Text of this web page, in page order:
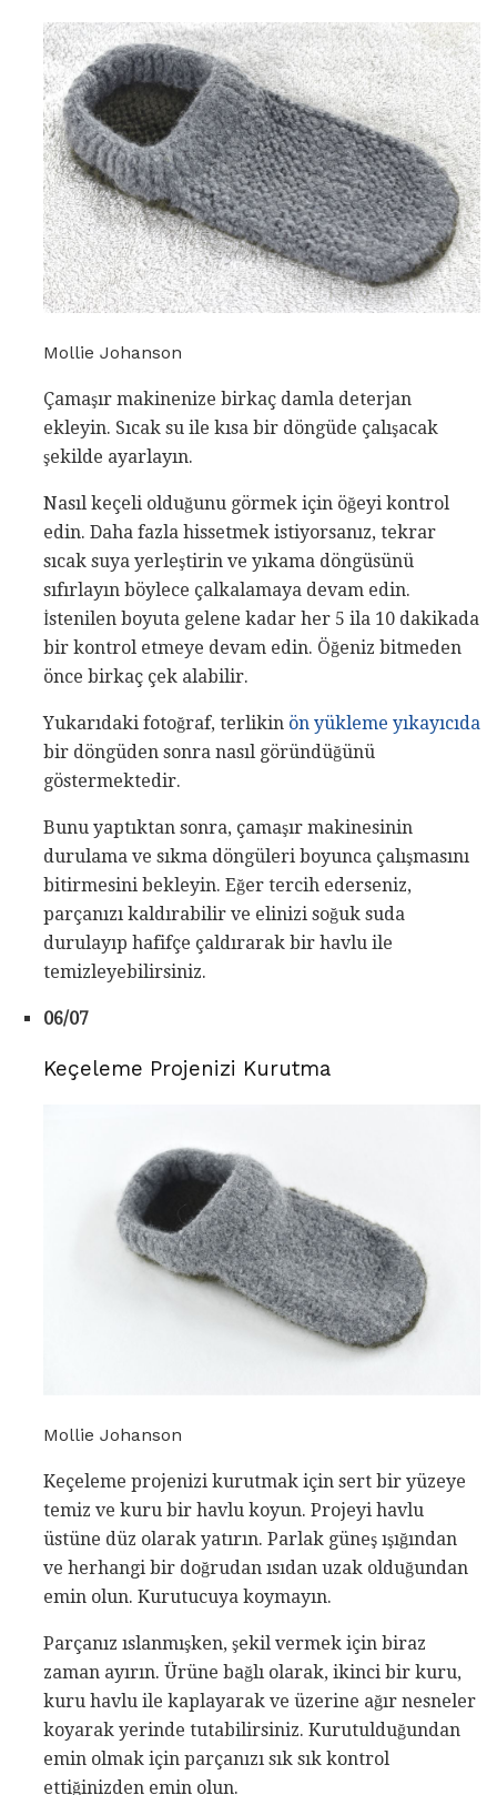
Mollie Johanson
Çamaşır makinenize birkaç damla deterjan
ekleyin. Sıcak su ile kısa bir döngüde çalışacak
şekilde ayarlayın.
Nasıl keçeli olduğunu görmek için öğeyi kontrol
edin. Daha fazla hissetmek istiyorsanız, tekrar
sıcak suya yerleştirin ve yıkama döngüsünü
sıfırlayın böylece çalkalamaya devam edin.
İstenilen boyuta gelene kadar her 5 ila 10 dakikada
bir kontrol etmeye devam edin. Öğeniz bitmeden
önce birkaç çek alabilir.
Yukarıdaki fotoğraf, terlikin ön yükleme yıkayıcıda
bir döngüden sonra nasıl göründüğünü
göstermektedir.
Bunu yaptıktan sonra, çamaşır makinesinin
durulama ve sıkma döngüleri boyunca çalışmasını
bitirmesini bekleyin. Eğer tercih ederseniz,
parçanızı kaldırabilir ve elinizi soğuk suda
durulayıp hafifçe çaldırarak bir havlu ile
temizleyebilirsiniz.
06/07
Keçeleme Projenizi Kurutma
Mollie Johanson
Keçeleme projenizi kurutmak için sert bir yüzeye
temiz ve kuru bir havlu koyun. Projeyi havlu
üstüne düz olarak yatırın. Parlak güneş ışığından
ve herhangi bir doğrudan ısıdan uzak olduğundan
emin olun. Kurutucuya koymayın.
Parçanız ıslanmışken, şekil vermek için biraz
zaman ayırın. Ürüne bağlı olarak, ikinci bir kuru,
kuru havlu ile kaplayarak ve üzerine ağır nesneler
koyarak yerinde tutabilirsiniz. Kurutulduğundan
emin olmak için parçanızı sık sık kontrol
ettiğinizden emin olun.